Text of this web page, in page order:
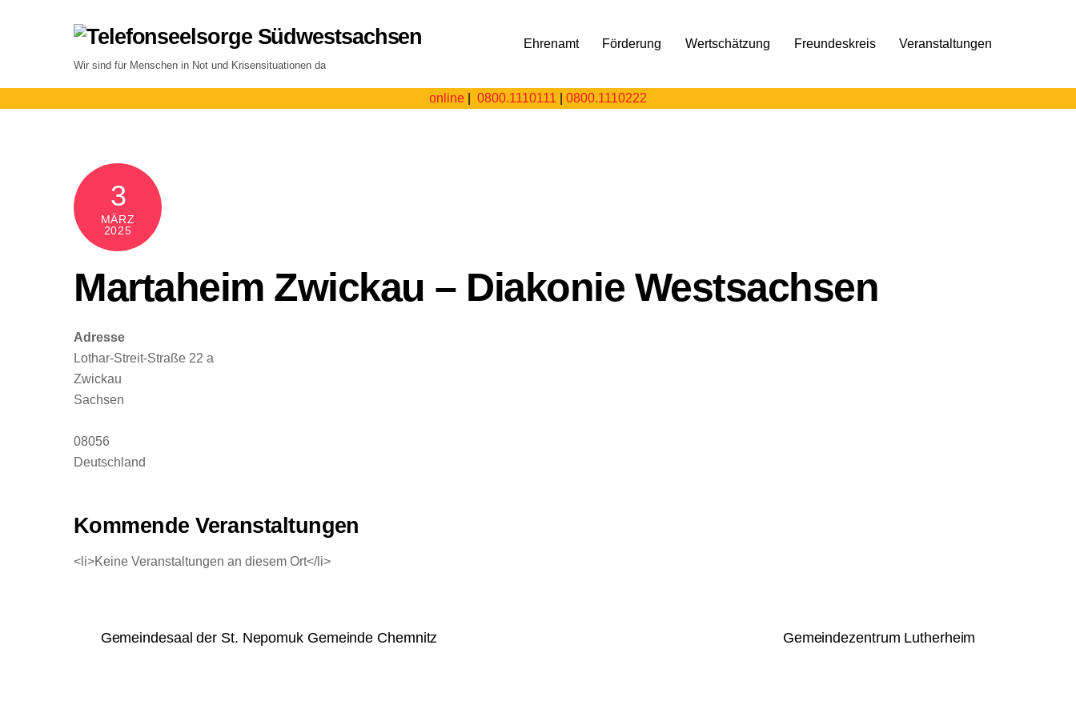
Wir sind für Menschen in Not und Krisensituationen da
Ehrenamt Förderung Wertschätzung Freundeskreis Veranstaltungen
online 0800.1110111 0800.1110222
3
MÄRZ
2025
Martaheim Zwickau – Diakonie Westsachsen
Adresse
Lothar-Streit-Straße 22 a
Zwickau
Sachsen
08056
Deutschland
Kommende Veranstaltungen
<li>Keine Veranstaltungen an diesem Ort</li>
Gemeindesaal der St. Nepomuk Gemeinde Chemnitz Gemeindezentrum Lutherheim